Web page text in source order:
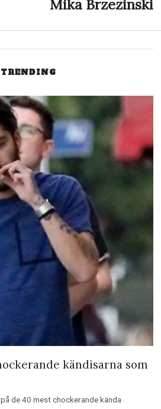
Mika Brzezinski
TRENDING
kändisarna som
de 40 mest chockerande kända